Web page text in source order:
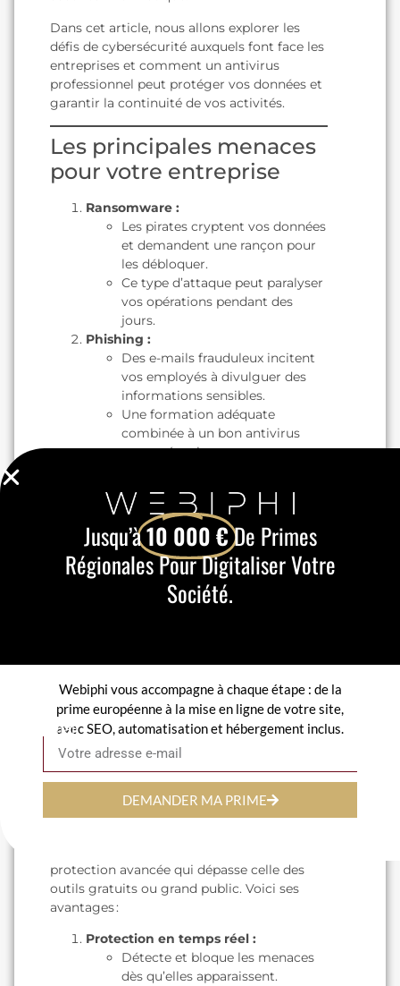
Dans cet article, nous allons explorer les
défis de cybersécurité auxquels font face les
entreprises et comment un antivirus
professionnel peut protéger vos données et
garantir la continuité de vos activités.
Les principales menaces
pour votre entreprise
Ransomware :
Les pirates cryptent vos données
et demandent une rançon pour
les débloquer.
Ce type d’attaque peut paralyser
vos opérations pendant des
jours.
Phishing :
Des e-mails frauduleux incitent
vos employés à divulguer des
informations sensibles.
Une formation adéquate
combinée à un bon antivirus
peut prévenir ces attaques.
Ces logiciels malveillants
collectent vos données ou
inondent vos systèmes de
publicités indésirables.
Virus et vers :
Ils infectent vos systèmes et
peuvent se propager à travers
spécifiquement certaines
entreprises pour voler des
informations stratégiques.
Pourquoi une solution
antivirus professionnelle
est indispensable
protection avancée qui dépasse celle des
outils gratuits ou grand public. Voici ses
avantages :
Protection en temps réel :
Détecte et bloque les menaces
dès qu’elles apparaissent.
Jusqu’à10 000 €De Primes
Régionales Pour Digitaliser Votre
Société.
Webiphi vous accompagne à chaque étape : de la
prime européenne à la mise en ligne de votre site,
avec SEO, automatisation et hébergement inclus.
Email
DEMANDER MA PRIME